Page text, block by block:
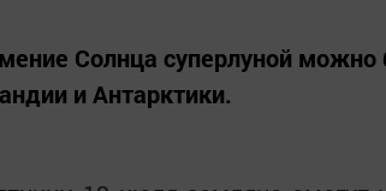
Солнца суперлуной можно
и Антарктики.